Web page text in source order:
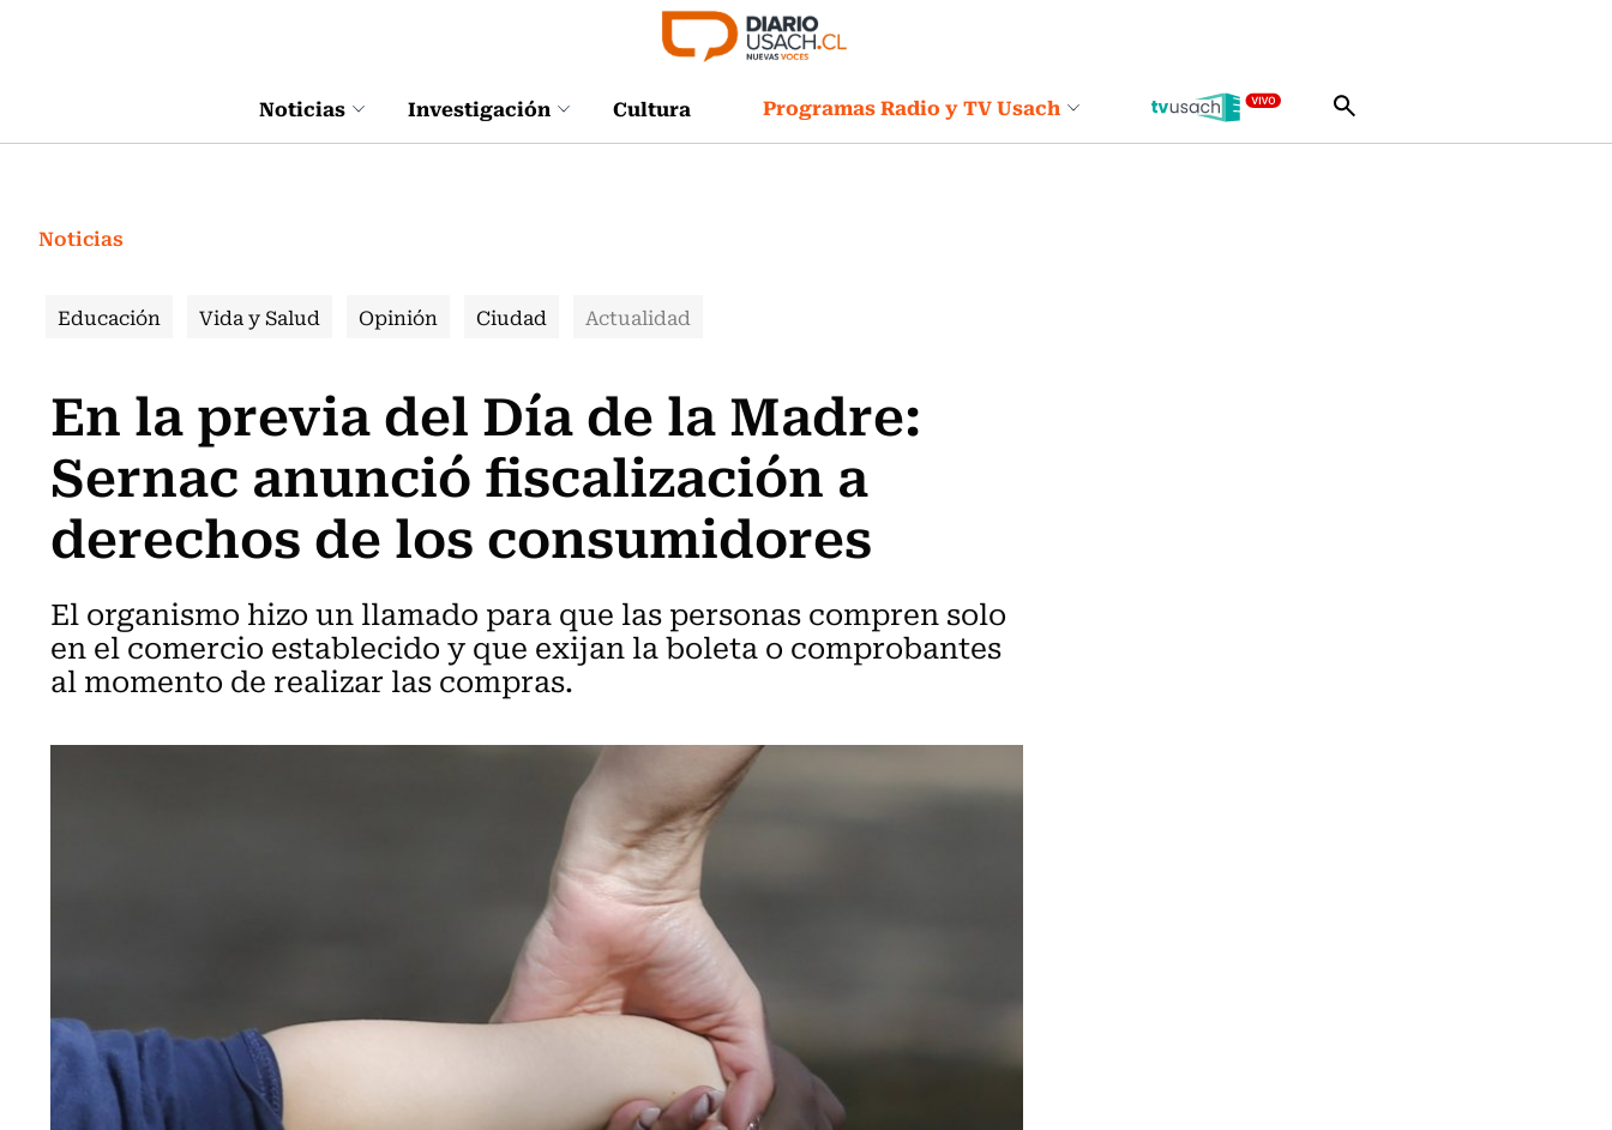
Noticias Investigación Cultura Programas Radio y TV Usach
Noticias
Educación Vida y Salud Opinión Ciudad Actualidad
En la previa del Día de la Madre:
Sernac anunció fiscalización a
derechos de los consumidores
El organismo hizo un llamado para que las personas compren solo
en el comercio establecido y que exijan la boleta o comprobantes
al momento de realizar las compras.